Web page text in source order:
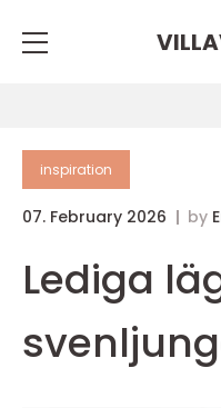
inspiration
07. February 2026 by
Lediga